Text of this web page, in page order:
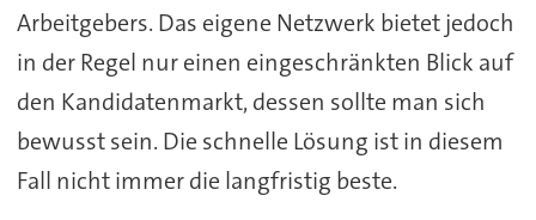
Arbeitgebers. Das eigene Netzwerk bietet jedoch
in der Regel nur einen eingeschränkten Blick auf
den Kandidatenmarkt, dessen sollte man sich
bewusst sein. Die schnelle Lösung ist in diesem
Fall nicht immer die langfristig beste.